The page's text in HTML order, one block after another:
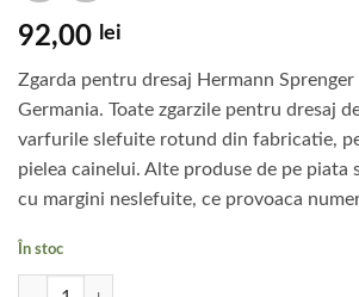
92,00 lei
Zgarda pentru dresaj Hermann Sprenger
Germania. Toate zgarzile pentru dresaj
varfurile slefuite rotund din fabricatie,
pielea cainelui. Alte produse de pe piata
cu margini neslefuite, ce provoaca
În stoc
Cantitate Zgarda otel cromat micro pentru